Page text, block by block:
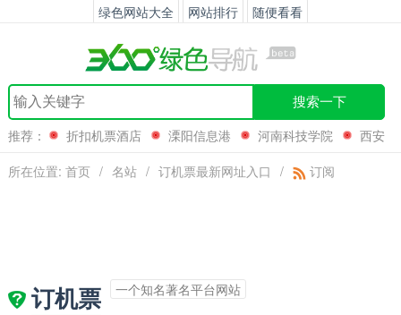
绿色网站大全 网站排行 随便看看
搜索一下
推荐： 折扣机票酒店 溧阳信息港 河南科技学院
西安
所在位置: 首页 / 名站 / 订机票最新网址入口 / 订阅
订机票 一个知名著名平台网站